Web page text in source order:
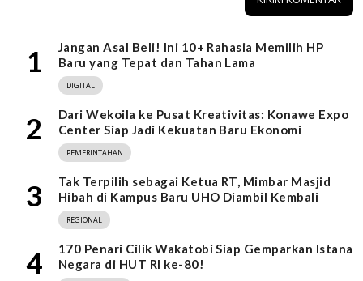
1
Jangan Asal Beli! Ini 10+ Rahasia Memilih HP
Baru yang Tepat dan Tahan Lama
DIGITAL
2
Dari Wekoila ke Pusat Kreativitas: Konawe Expo
Center Siap Jadi Kekuatan Baru Ekonomi
PEMERINTAHAN
3
Tak Terpilih sebagai Ketua RT, Mimbar Masjid
Hibah di Kampus Baru UHO Diambil Kembali
REGIONAL
4
170 Penari Cilik Wakatobi Siap Gemparkan Istana
Negara di HUT RI ke-80!